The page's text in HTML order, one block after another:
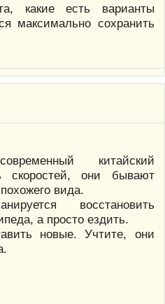
какие есть варианты
максимально сохранить
китайский
скоростей, они бывают
вида.
восстановить
а просто ездить.
новые. Учтите, они